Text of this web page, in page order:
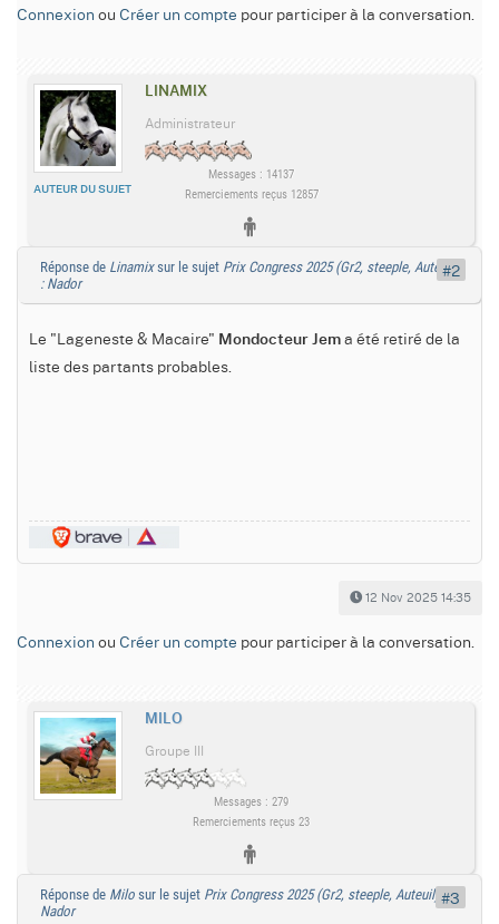
Connexion ou Créer un compte pour participer à la conversation.
LINAMIX
AUTEUR DU SUJET
Administrateur
Messages : 14137
Remerciements reçus 12857
Réponse de Linamixsur le sujet Prix Congress 2025 (Gr2, steeple, Auteuil)
: Nador
Le "Lageneste & Macaire" Mondocteur Jem a été retiré de la
liste des partants probables.
12 Nov 2025 14:35
#2
Connexion ou Créer un compte pour participer à la conversation.
MILO
Groupe III
Messages : 279
Remerciements reçus 23
Réponse de Milo sur le sujet Prix Congress 2025 (Gr2, steeple, Auteuil) :
Nador
#3